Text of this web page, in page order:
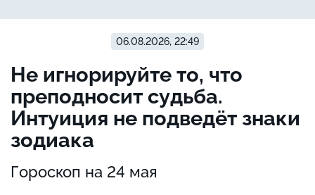
06.08.2026, 22:49
Не игнорируйте то, что
преподносит судьба.
Интуиция не подведёт знаки
зодиака
Гороскоп на 24 мая